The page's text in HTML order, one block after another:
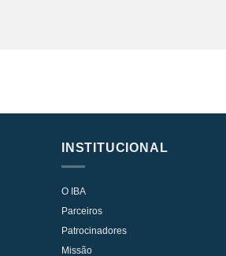
INSTITUCIONAL
O IBA
Parceiros
Patrocinadores
Missão